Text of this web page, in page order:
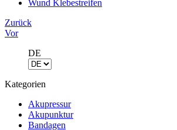
Wund Klebestreifen
Zurück
Vor
DE
Kategorien
Akupressur
Akupunktur
Bandagen